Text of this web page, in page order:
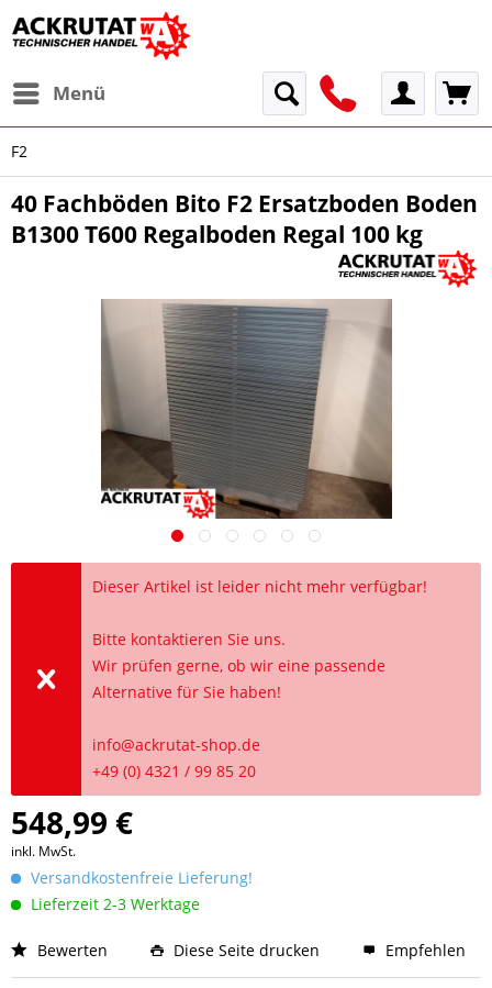
Menü
F2
40 Fachböden Bito F2 Ersatzboden Boden
B1300 T600 Regalboden Regal 100 kg
Dieser Artikel ist leider nicht mehr verfügbar!
Bitte kontaktieren Sie uns.
Wir prüfen gerne, ob wir eine passende
Alternative für Sie haben!
info@ackrutat-shop.de
+49 (0) 4321 / 99 85 20
548,99 €
inkl. MwSt.
Versandkostenfreie Lieferung!
Lieferzeit 2-3 Werktage
Bewerten Diese Seite drucken Empfehlen